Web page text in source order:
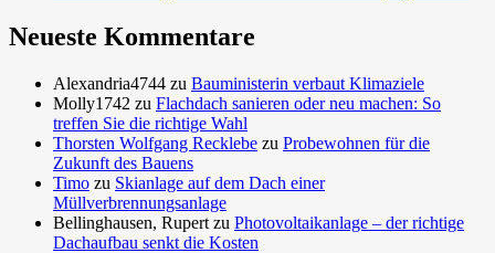
Neueste Kommentare
Alexandria4744 zu Bauministerin verbaut Klimaziele
Molly1742 zu Flachdach sanieren oder neu machen: So
treffen Sie die richtige Wahl
Thorsten Wolfgang Recklebe zu Probewohnen für die
Zukunft des Bauens
Timo zu Skianlage auf dem Dach einer
Müllverbrennungsanlage
Bellinghausen, Rupert zu Photovoltaikanlage – der richtige
Dachaufbau senkt die Kosten